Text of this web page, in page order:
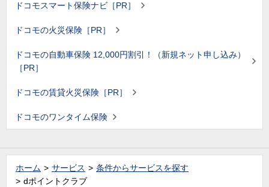
ドコモスマート保険ナビ［PR］
ドコモの火災保険［PR］
ドコモの自動車保険 12,000円割引！（新規ネット申し込み）
［PR］
ドコモの賃貸火災保険［PR］
ドコモのワンタイム保険
ホーム サービス
条件からサービスを探す
dポイントクラブ